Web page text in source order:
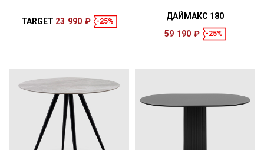
TARGET 23 990 ₽ -25%
90 × 75 × 180
ДАЙМАКС 180
59 190 ₽
-25%